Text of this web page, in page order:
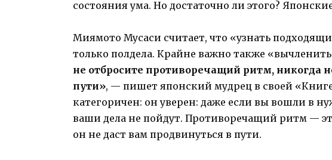
состояния ума. Но достаточно ли этого?
Миямото Мусаси считает, что «узнать
только полдела. Крайне важно также
не отбросите противоречащий ритм, никогда
пути», — пишет японский мудрец в своей
категоричен: он уверен: даже если вы вошли в
ваши дела не пойдут. Противоречащий ритм —
он не даст вам продвинуться в пути.